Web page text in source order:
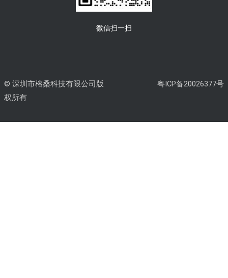
微信扫一扫
© 深圳市榕桑科技有限公司版
权所有
粤ICP备20026377号